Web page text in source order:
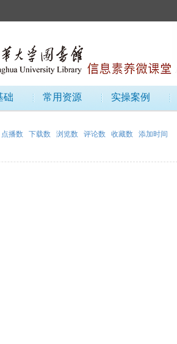
础 常用资源 实操案例
点播数 下载数 浏览数 评论数 收藏数 添加时间